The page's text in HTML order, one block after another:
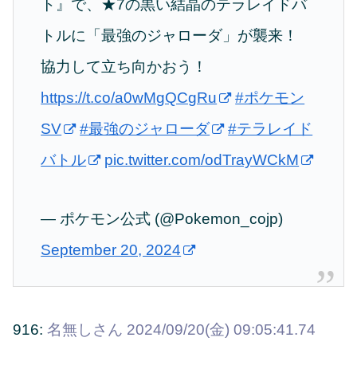
ト』で、★7の黒い結晶のテラレイドバ
トルに「最強のジャローダ」が襲来！
協力して立ち向かおう！
https://t.co/a0wMgQCgRu
#ポケモン
SV
#最強のジャローダ
#テラレイド
バトル
pic.twitter.com/odTrayWCkM
— ポケモン公式 (@Pokemon_cojp)
September 20, 2024
916: 名無しさん 2024/09/20(金) 09:05:41.74